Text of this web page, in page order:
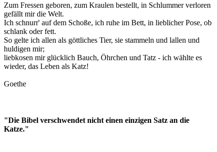
Zum Fressen geboren, zum Kraulen bestellt, in Schlummer verloren
gefällt mir die Welt.
Ich schnurr' auf dem Schoße, ich ruhe im Bett, in lieblicher Pose, ob
schlank oder fett.
So gelte ich allen als göttliches Tier, sie stammeln und lallen und
huldigen mir;
liebkosen mir glücklich Bauch, Öhrchen und Tatz - ich wählte es
wieder, das Leben als Katz!
Goethe
"Die Bibel verschwendet nicht einen einzigen Satz an die
Katze."